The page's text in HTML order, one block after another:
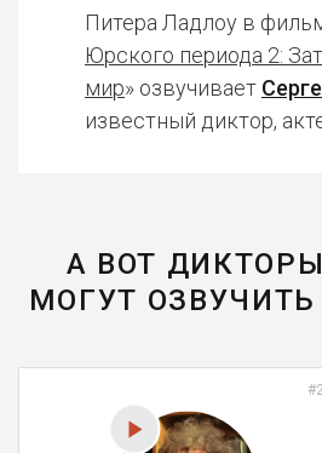
Питера Ладлоу в
Юрского периода 2:
мир» озвучивает
известный диктор,
А ВОТ
МОГУТ